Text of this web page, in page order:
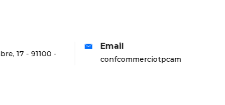
-
Email
confcommerciotpcampo@libero.it